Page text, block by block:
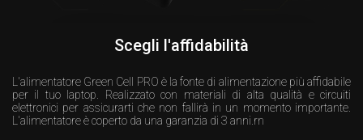
Scegli l'affidabilità
L'alimentatore Green Cell PRO è la fonte di alimentazione più affidabile
per il tuo laptop. Realizzato con materiali di alta qualità e circuiti
elettronici per assicurarti che non fallirà in un momento importante.
L'alimentatore è coperto da una garanzia di 3 anni.rn